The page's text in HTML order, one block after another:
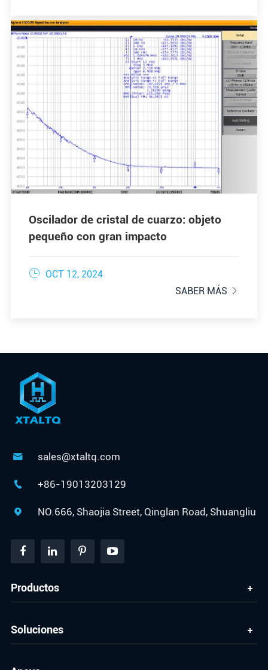
Oscilador de cristal de cuarzo: objeto
pequeño con gran impacto
 OCT 12, 2024
SABER MÁS

 sales@xtaltq.com
 +86-19013203129
 NO.666, Shaojia Street, Qinglan Road, Shuangliu
Productos
Soluciones